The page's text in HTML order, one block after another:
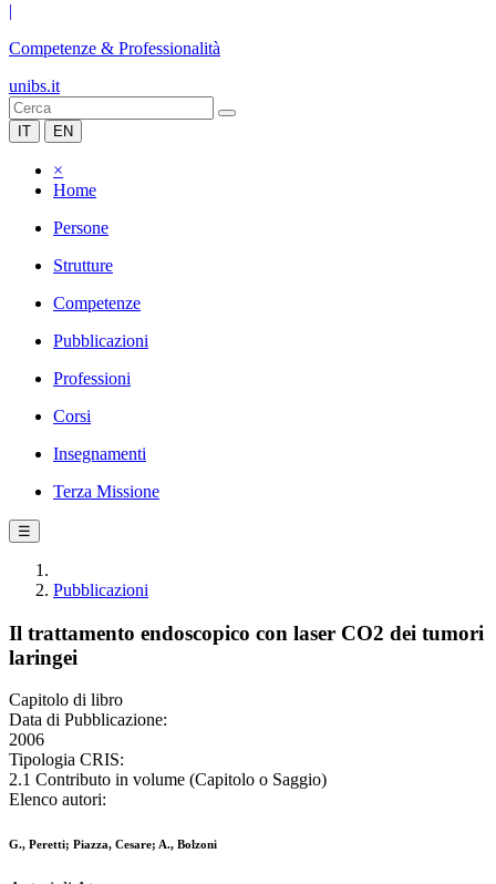
|
Competenze & Professionalità
unibs.it
IT EN
×
Home
Persone
Strutture
Competenze
Pubblicazioni
Professioni
Corsi
Insegnamenti
Terza Missione
☰
Pubblicazioni
Il trattamento endoscopico con laser CO2 dei tumori
laringei
Capitolo di libro
Data di Pubblicazione:
2006
Tipologia CRIS:
2.1 Contributo in volume (Capitolo o Saggio)
Elenco autori:
G., Peretti; Piazza, Cesare; A., Bolzoni